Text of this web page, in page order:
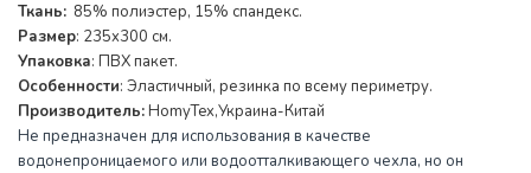
Ткань: 85% полиэстер, 15% спандекс.
Размер: 235x300 см.
Упаковка: ПВХ пакет.
Особенности: Эластичный, резинка по всему периметру.
Производитель:HomyTex,Украина-Китай
Не предназначен для использования в качестве
водонепроницаемого или водоотталкивающего чехла, но он